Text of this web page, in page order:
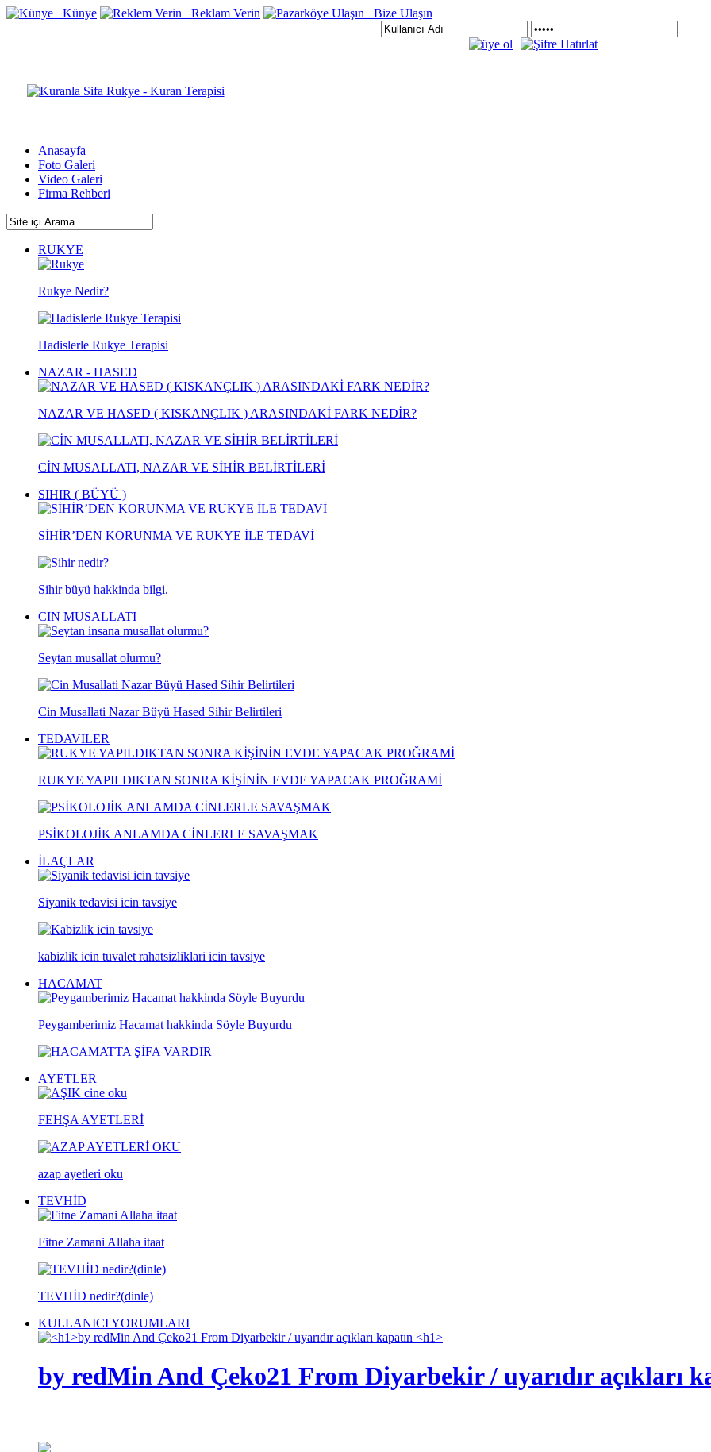
Künye Reklam Verin Bize Ulaşın
Anasayfa
Foto Galeri
Video Galeri
Firma Rehberi
RUKYE
Rukye Nedir?
Hadislerle Rukye Terapisi
NAZAR - HASED
NAZAR VE HASED ( KISKANÇLIK ) ARASINDAKİ FARK NEDİR?
CİN MUSALLATI, NAZAR VE SİHİR BELİRTİLERİ
SIHIR ( BÜYÜ )
SİHİR’DEN KORUNMA VE RUKYE İLE TEDAVİ
Sihir büyü hakkinda bilgi.
CIN MUSALLATI
Seytan musallat olurmu?
Cin Musallati Nazar Büyü Hased Sihir Belirtileri
TEDAVILER
RUKYE YAPILDIKTAN SONRA KİŞİNİN EVDE YAPACAK PROĞRAMİ
PSİKOLOJİK ANLAMDA CİNLERLE SAVAŞMAK
İLAÇLAR
Siyanik tedavisi icin tavsiye
kabizlik icin tuvalet rahatsizliklari icin tavsiye
HACAMAT
Peygamberimiz Hacamat hakkinda Söyle Buyurdu
AYETLER
FEHŞA AYETLERİ
azap ayetleri oku
TEVHİD
Fitne Zamani Allaha itaat
TEVHİD nedir?(dinle)
KULLANICI YORUMLARI
by redMin And Çeko21 From Diyarbekir / uyarıdır açıkları